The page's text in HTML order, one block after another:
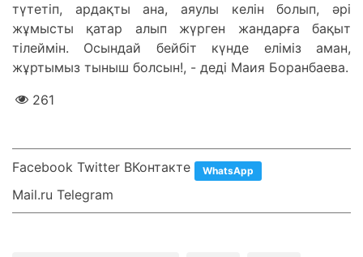
түтетіп, ардақты ана, аяулы келін болып, әрі
жұмысты қатар алып жүрген жандарға бақыт
тілеймін. Осындай бейбіт күнде еліміз аман,
жұртымыз тыныш болсын!, - деді Маия Боранбаева.
261
Facebook Twitter ВКонтакте WhatsApp
Mail.ru Telegram